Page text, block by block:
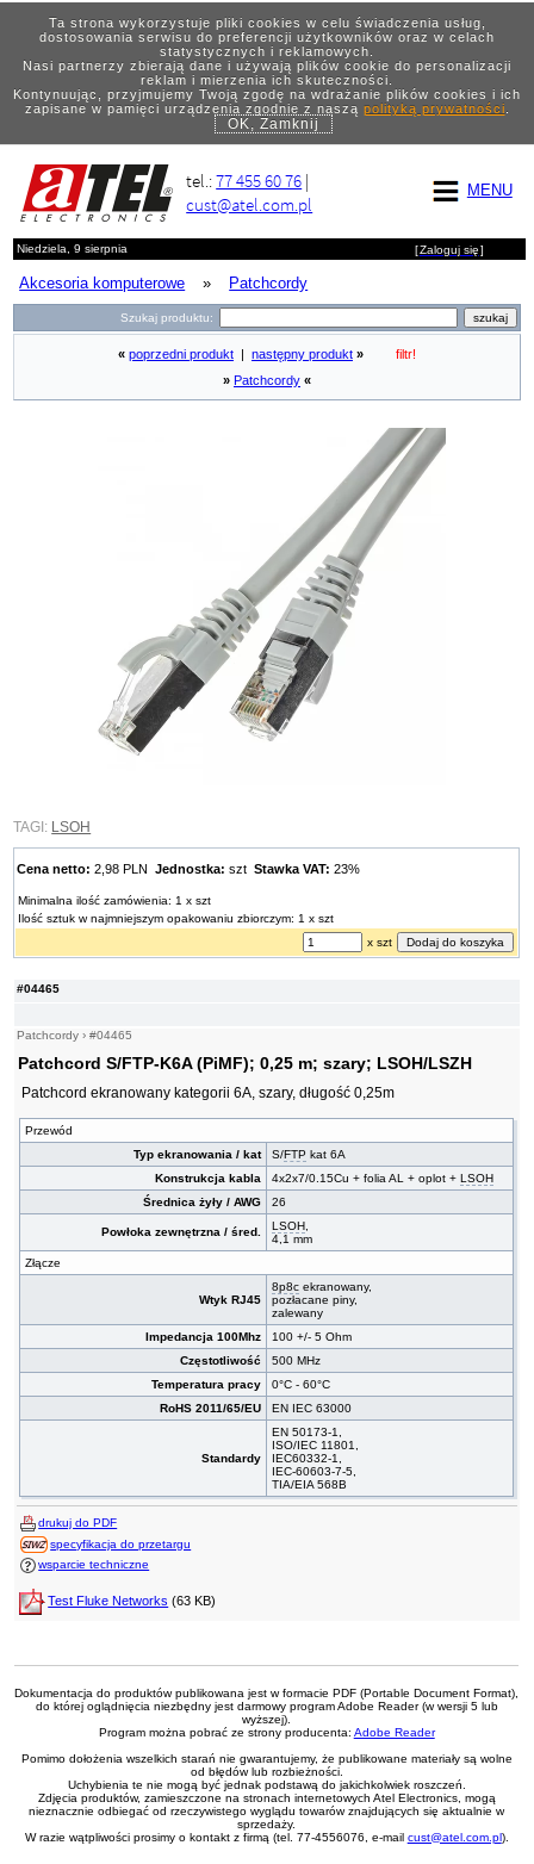
Ta strona wykorzystuje pliki cookies w celu świadczenia usług,
dostosowania serwisu do preferencji użytkowników oraz w celach
statystycznych i reklamowych.
Nasi partnerzy zbierają dane i używają plików cookie do personalizacji
reklam i mierzenia ich skuteczności.
Kontynuując, przyjmujemy Twoją zgodę na wdrażanie plików cookies i ich
zapisane w pamięci urządzenia zgodnie z naszą polityką prywatności.
OK, Zamknij
MENU
tel.:77 455 60 76 |
cust@atel.com.pl
Niedziela, 9 sierpnia [Zaloguj się]
Akcesoria komputerowe » Patchcordy
Szukaj produktu:
#04465
Patchcordy ›#04465
Patchcord S/FTP-K6A (PiMF); 0,25 m; szary; LSOH/LSZH
Patchcord ekranowany kategorii 6A, szary, długość 0,25m
Przewód
Typ ekranowania / kat
S/FTP kat 6A
Konstrukcja kabla
4x2x7/0.15Cu + folia AL + oplot +LSOH
Średnica żyły / AWG
26
Powłoka zewnętrzna / śred. LSOH,
4,1 mm
Złącze
Wtyk RJ45
8p8c ekranowany,
pozłacane piny,
zalewany
Impedancja 100Mhz
100 +/- 5 Ohm
Częstotliwość
500 MHz
Temperatura pracy
0°C - 60°C
RoHS 2011/65/EU
EN IEC 63000
Standardy
EN 50173-1,
ISO/IEC 11801,
IEC60332-1,
IEC-60603-7-5,
TIA/EIA 568B
drukuj do PDF
specyfikacja do przetargu
wsparcie techniczne
Test Fluke Networks (63 KB)
« poprzedni produkt następny produkt »
filtr!
» Patchcordy «
TAGI: LSOH
Cena netto: 2,98 PLNJednostka: sztStawka VAT: 23%
Minimalna ilość zamówienia: 1 x szt
Ilość sztuk w najmniejszym opakowaniu zbiorczym: 1 x szt
x szt
Dokumentacja do produktów publikowana jest w formacie PDF (Portable Document Format),
do której oglądnięcia niezbędny jest darmowy program Adobe Reader (w wersji 5 lub
wyższej).
Program można pobrać ze strony producenta: Adobe Reader
Pomimo dołożenia wszelkich starań nie gwarantujemy, że publikowane materiały są wolne
od błędów lub rozbieżności.
Uchybienia te nie mogą być jednak podstawą do jakichkolwiek roszczeń.
Zdjęcia produktów, zamieszczone na stronach internetowych Atel Electronics, mogą
nieznacznie odbiegać od rzeczywistego wyglądu towarów znajdujących się aktualnie w
sprzedaży.
W razie wątpliwości prosimy o kontakt z firmą (tel. 77-4556076, e-mail cust@atel.com.pl).